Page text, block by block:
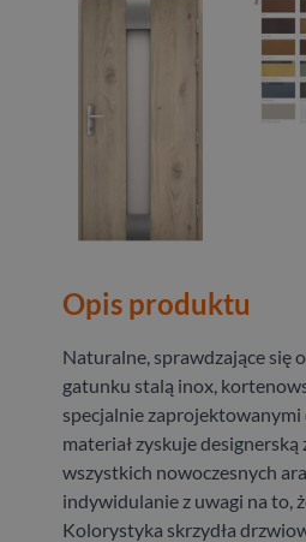
Opis produktu
Naturalne, sprawdzające się
gatunku stalą inox,
specjalnie
materiał zyskuje
wszystkich nowoczesnych
indywidulanie z uwagi na to,
Kolorystyka skrzydła